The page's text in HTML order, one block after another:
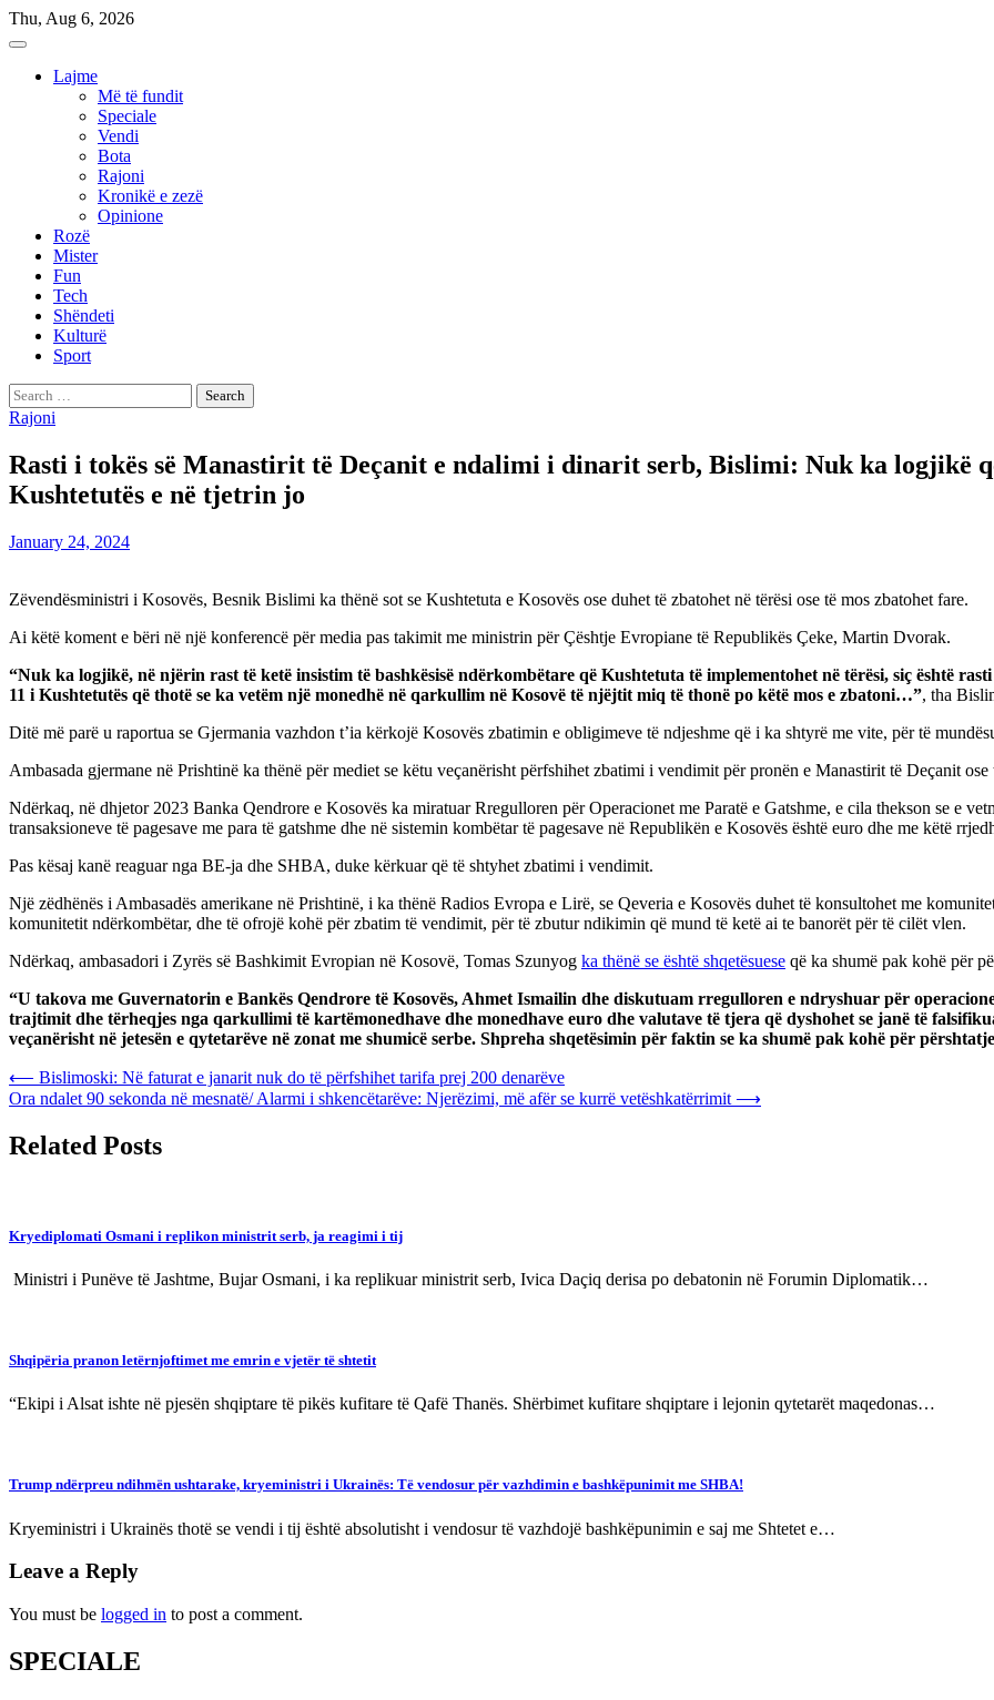
Skip
to
Thu, Aug 6, 2026
Lajme
Më të fundit
Speciale
Vendi
Bota
Rajoni
Kronikë e zezë
Opinione
Rozë
Mister
Fun
Tech
Shëndeti
Kulturë
Sport
Search
for:
Rajoni
Rasti i tokës së Manastirit të Deçanit e ndalimi i dinarit serb, Bislimi: Nuk ka logjikë
Kushtetutës e në tjetrin jo
January 24, 2024
Zëvendësministri i Kosovës, Besnik Bislimi ka thënë sot se Kushtetuta e Kosovës ose duhet të zbatohet në tërësi ose të mos zbatohet fare.
Ai këtë koment e bëri në një konferencë për media pas takimit me ministrin për Çështje Evropiane të Republikës Çeke, Martin Dvorak.
“Nuk ka logjikë, në njërin rast të ketë insistim të bashkësisë ndërkombëtare që Kushtetuta të implementohet në tërësi, siç është
11 i Kushtetutës që thotë se ka vetëm një monedhë në qarkullim në Kosovë të njëjtit miq të thonë po këtë mos e zbatoni…”, tha
Ditë më parë u raportua se Gjermania vazhdon t’ia kërkojë Kosovës zbatimin e obligimeve të ndjeshme që i ka shtyrë me vite, për të
Ambasada gjermane në Prishtinë ka thënë për mediet se këtu veçanërisht përfshihet zbatimi i vendimit për pronën e Manastirit të Deçanit
Ndërkaq, në dhjetor 2023 Banka Qendrore e Kosovës ka miratuar Rregulloren për Operacionet me Paratë e Gatshme, e cila thekson se e
transaksioneve të pagesave me para të gatshme dhe në sistemin kombëtar të pagesave në Republikën e Kosovës është euro dhe me këtë
Pas kësaj kanë reaguar nga BE-ja dhe SHBA, duke kërkuar që të shtyhet zbatimi i vendimit.
Një zëdhënës i Ambasadës amerikane në Prishtinë, i ka thënë Radios Evropa e Lirë, se Qeveria e Kosovës duhet të konsultohet me
komunitetit ndërkombëtar, dhe të ofrojë kohë për zbatim të vendimit, për të zbutur ndikimin që mund të ketë ai te banorët për të cilët vlen.
Ndërkaq, ambasadori i Zyrës së Bashkimit Evropian në Kosovë, Tomas Szunyog ka thënë se është shqetësuese që ka shumë pak kohë për
“U takova me Guvernatorin e Bankës Qendrore të Kosovës, Ahmet Ismailin dhe diskutuam rregulloren e ndryshuar për
trajtimit dhe tërheqjes nga qarkullimi të kartëmonedhave dhe monedhave euro dhe valutave të tjera që dyshohet se janë të
veçanërisht në jetesën e qytetarëve në zonat me shumicë serbe. Shpreha shqetësimin për faktin se ka shumë pak kohë për
Post
navigation
⟵ Bislimoski: Në faturat e janarit nuk do të përfshihet tarifa prej 200 denarëve
Ora ndalet 90 sekonda në mesnatë/ Alarmi i shkencëtarëve: Njerëzimi, më afër se kurrë vetëshkatërrimit ⟶
Related Posts
Kryediplomati Osmani i replikon ministrit serb, ja reagimi i tij
Ministri i Punëve të Jashtme, Bujar Osmani, i ka replikuar ministrit serb, Ivica Daçiq derisa po debatonin në Forumin Diplomatik…
Shqipëria pranon letërnjoftimet me emrin e vjetër të shtetit
“Ekipi i Alsat ishte në pjesën shqiptare të pikës kufitare të Qafë Thanës. Shërbimet kufitare shqiptare i lejonin qytetarët maqedonas…
Trump ndërpreu ndihmën ushtarake, kryeministri i Ukrainës: Të vendosur për vazhdimin e bashkëpunimit me SHBA!
Kryeministri i Ukrainës thotë se vendi i tij është absolutisht i vendosur të vazhdojë bashkëpunimin e saj me Shtetet e…
Leave a Reply
You must be logged in to post a comment.
SPECIALE